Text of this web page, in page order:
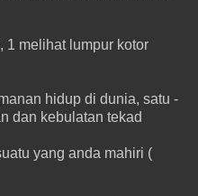
1 melihat lumpur kotor
hidup di dunia, satu -
dan kebulatan tekad
yang anda mahiri (